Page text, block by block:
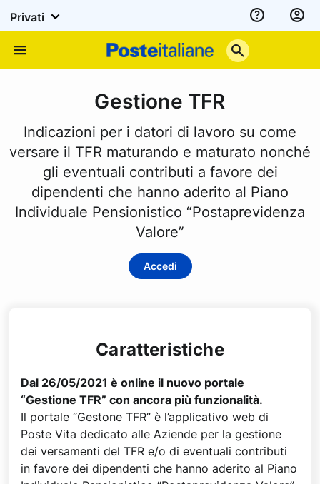
Privati
Assistenza
Italiane
Gestione TFR
Indicazioni per i datori di lavoro su come
versare il TFR maturando e maturato nonché
gli eventuali contributi a favore dei
dipendenti che hanno aderito al Piano
Individuale Pensionistico “Postaprevidenza
Valore”
Accedi
Caratteristiche
Dal 26/05/2021 è online il nuovo portale
“Gestione TFR” con ancora più funzionalità.
Il portale “Gestone TFR” è l’applicativo web di
Poste Vita dedicato alle Aziende per la gestione
dei versamenti del TFR e/o di eventuali contributi
in favore dei dipendenti che hanno aderito al Piano